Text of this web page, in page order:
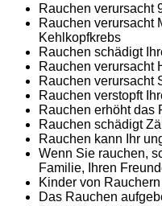
Rauchen verursacht
Rauchen verursacht
Kehlkopfkrebs
Rauchen schädigt
Rauchen verursacht
Rauchen verursacht
Rauchen verstopft
Rauchen erhöht das
Rauchen schädigt
Rauchen kann Ihr
Wenn Sie rauchen,
Familie, Ihren
Kinder von
Das Rauchen